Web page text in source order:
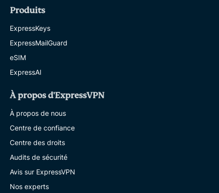
Produits
ExpressKeys
ExpressMailGuard
eSIM
ExpressAI
À propos d'ExpressVPN
À propos de nous
Centre de confiance
Centre des droits
Audits de sécurité
Avis sur ExpressVPN
Nos experts